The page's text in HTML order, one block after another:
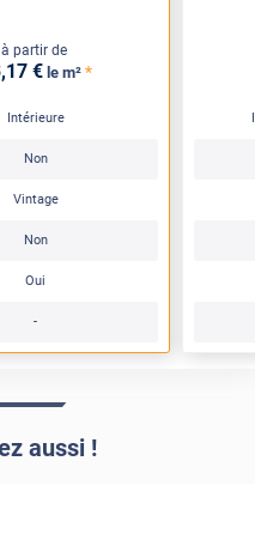
à partir de
,17 € le m² *
Intérieure
Non
Vintage
Non
Oui
-
aussi !